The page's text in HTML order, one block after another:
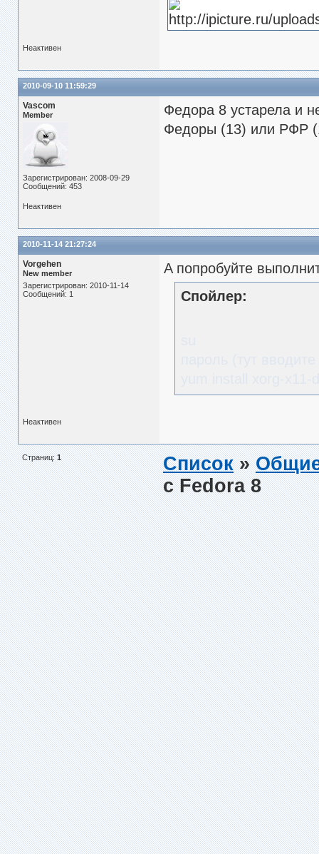
Неактивен
2010-09-10 11:59:29
Vascom
Member
Зарегистрирован: 2008-09-29
Сообщений: 453
Федора 8 устарела и
Федоры (13) или РФР
Неактивен
2010-11-14 21:27:24
Vorgehen
New member
Зарегистрирован: 2010-11-14
Сообщений: 1
A попробуйте
Спойлер:
Неактивен
Страниц:1 Список»
с Fedora 8